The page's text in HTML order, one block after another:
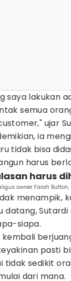
saya lakukan
semua
ujar
ia
tidak bisa
harus
harus
owner Farah
menampik,
datang,
siapa.
kembali
pasti
tidak sedikit
dari mana.